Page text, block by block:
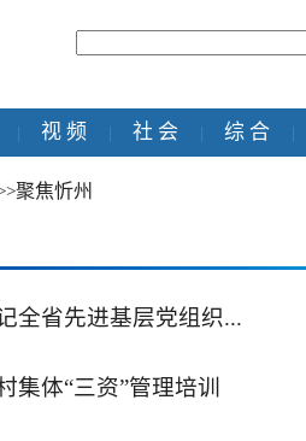
视 频 社 会 综 合
聚焦忻州
省先进基层党组织...
集体“三资”管理培训